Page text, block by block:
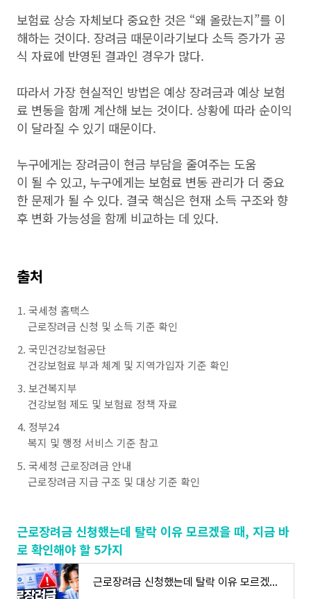
보험료 상승 자체보다 중요한 것은 “왜 올랐는지”를 이
해하는 것이다. 장려금 때문이라기보다 소득 증가가 공
식 자료에 반영된 결과인 경우가 많다.
따라서 가장 현실적인 방법은 예상 장려금과 예상 보험
료 변동을 함께 계산해 보는 것이다. 상황에 따라 순이익
이 달라질 수 있기 때문이다.
누구에게는 장려금이 현금 부담을 줄여주는 도움
이 될 수 있고, 누구에게는 보험료 변동 관리가 더 중요
한 문제가 될 수 있다. 결국 핵심은 현재 소득 구조와 향
후 변화 가능성을 함께 비교하는 데 있다.
출처
국세청 홈택스
근로장려금 신청 및 소득 기준 확인
국민건강보험공단
건강보험료 부과 체계 및 지역가입자 기준 확인
보건복지부
건강보험 제도 및 보험료 정책 자료
정부24
복지 및 행정 서비스 기준 참고
국세청 근로장려금 안내
근로장려금 지급 구조 및 대상 기준 확인
근로장려금 신청했는데 탈락 이유 모르겠을 때, 지금 바
로 확인해야 할 5가지
근로장려금 신청했는데 탈락 이유 모르겠을 때, 지금 바로 확인해야 할 5가지